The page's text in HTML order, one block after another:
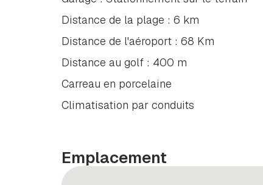
Distance de la plage : 6 km
Distance de l'aéroport : 68 Km
Distance au golf : 400 m
Carreau en porcelaine
Climatisation par conduits
Emplacement